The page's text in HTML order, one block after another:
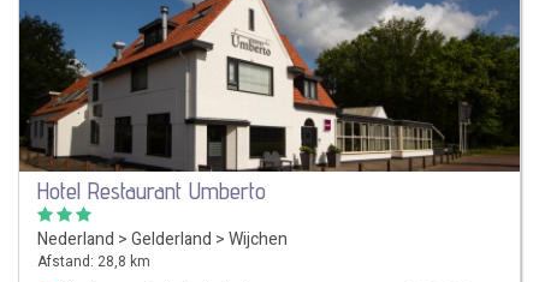
Hotel Restaurant Umberto
Nederland >Gelderland >Wijchen
Afstand: 28,8 km